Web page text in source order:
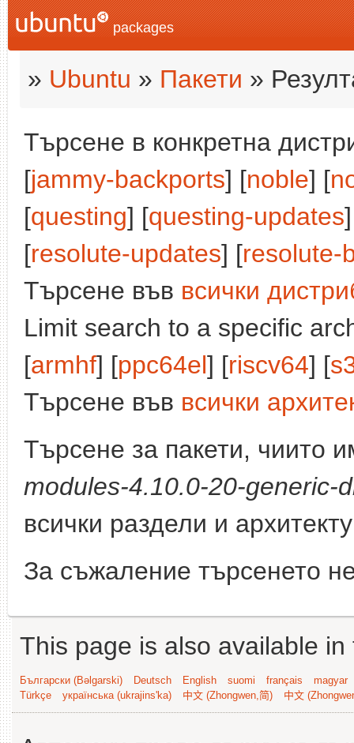
packages
» Ubuntu » Пакети »
Търсене в конкретна
[jammy-backports] [noble] [
[questing] [questing-updates
[resolute-updates] [resolute-
Търсене във всички
Limit search to a specific
[armhf] [ppc64el] [riscv64] [
Търсене във всички
Търсене за пакети, чиито
modules-4.10.0-20-generic-
всички раздели и
За съжаление търсенето
This page is also available
Български (Bəlgarski) Deutsch English suomi français
magyar
Türkçe
українська (ukrajins'ka) 中文 (Zhongwen,简) 中文